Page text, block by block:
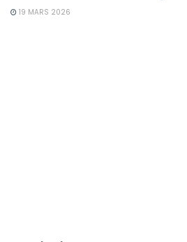
19 MARS 2026